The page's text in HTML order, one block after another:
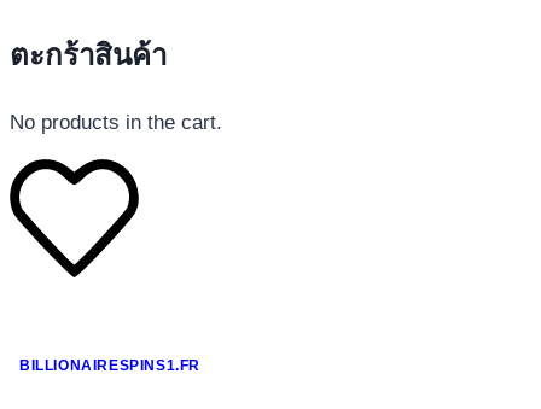
โทรศัพท์มือถือ
ตะกร้าสินค้า
No products in the cart.
BILLIONAIRESPINS1.FR